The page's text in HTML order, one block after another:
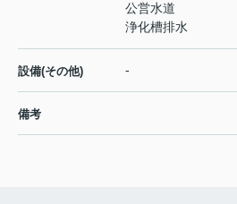
公営水道
浄化槽排水
設備(その他) -
備考